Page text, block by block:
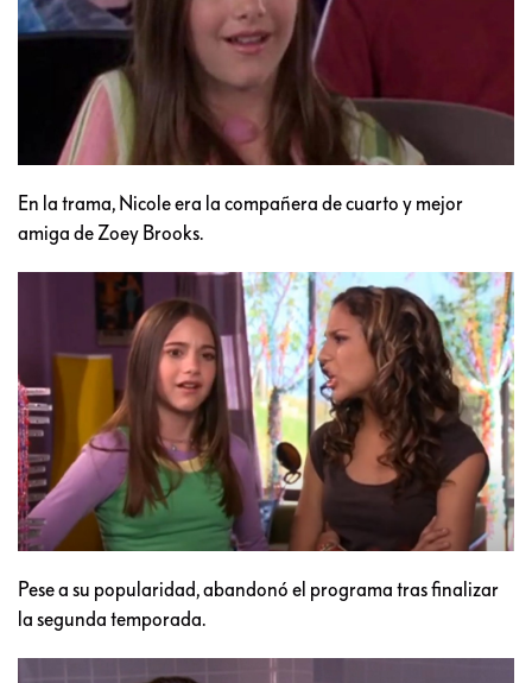
En la trama, Nicole era la compañera de cuarto y mejor
amiga de Zoey Brooks.
Pese a su popularidad, abandonó el programa tras finalizar
la segunda temporada.